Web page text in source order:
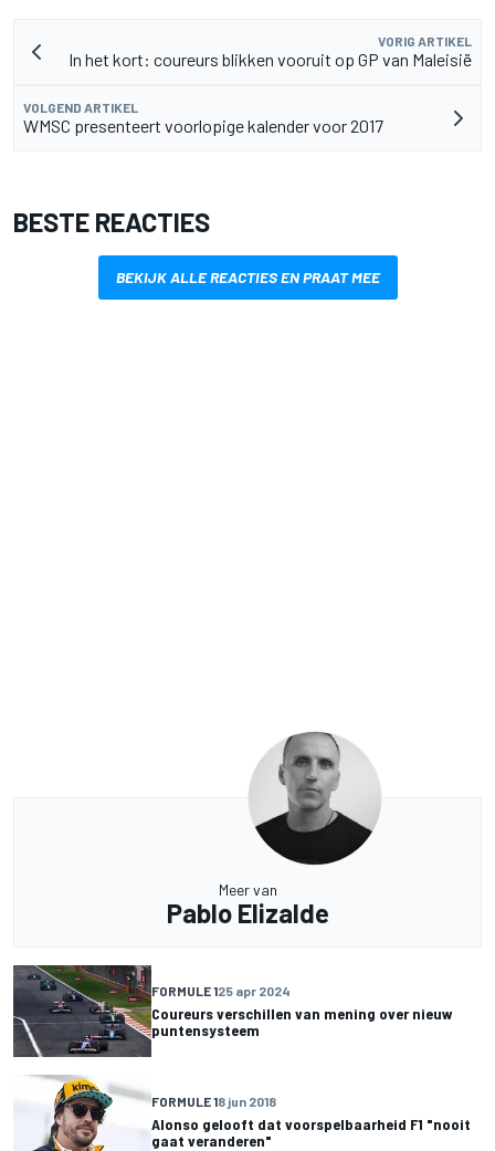
VORIG ARTIKEL
In het kort: coureurs blikken vooruit op GP van Maleisië
VOLGEND ARTIKEL
WMSC presenteert voorlopige kalender voor 2017
BESTE REACTIES
BEKIJK ALLE REACTIES EN PRAAT MEE
Meer van
Pablo Elizalde
FORMULE 125 apr 2024
Coureurs verschillen van mening over nieuw
puntensysteem
FORMULE 18 jun 2018
Alonso gelooft dat voorspelbaarheid F1 "nooit
gaat veranderen"